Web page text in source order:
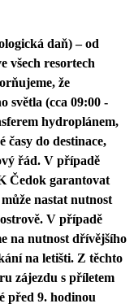
daň) – od
všech resortech
že
světla (cca 09:00 -
hydroplánem,
časy do destinace,
řád. V případě
Čedok garantovat
nastat nutnost
V případě
na nutnost dřívějšího
na letišti. Z těchto
zájezdu s příletem
před 9. hodinou